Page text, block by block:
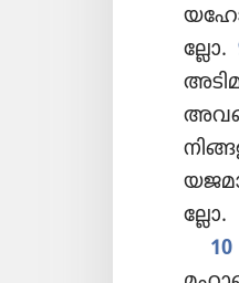
ല്ലോ.
ല്ലോ.
10